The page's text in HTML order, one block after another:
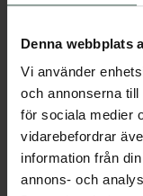
Denna webbplats
Vi använder
och annonserna
för sociala medier
vidarebefordrar
information från
annons- och
Beskrivning
Hyaluronic
huden en